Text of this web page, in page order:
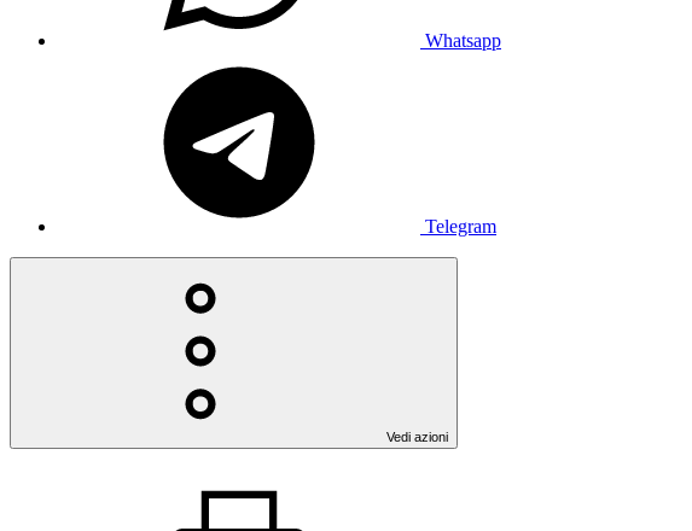
Whatsapp
Telegram
Vedi azioni